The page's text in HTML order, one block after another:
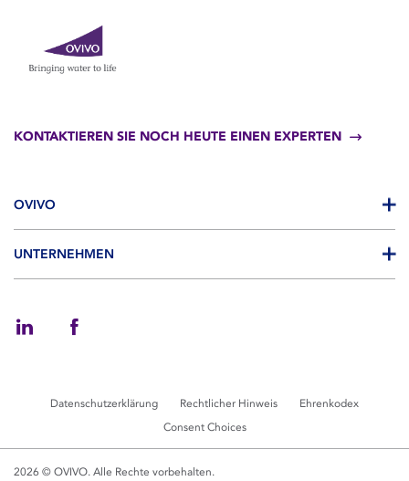
KONTAKTIEREN SIE NOCH HEUTE EINEN EXPERTEN
OVIVO
UNTERNEHMEN
Datenschutzerklärung Rechtlicher Hinweis
Ehrenkodex
Consent Choices
2026 © OVIVO. Alle Rechte vorbehalten.